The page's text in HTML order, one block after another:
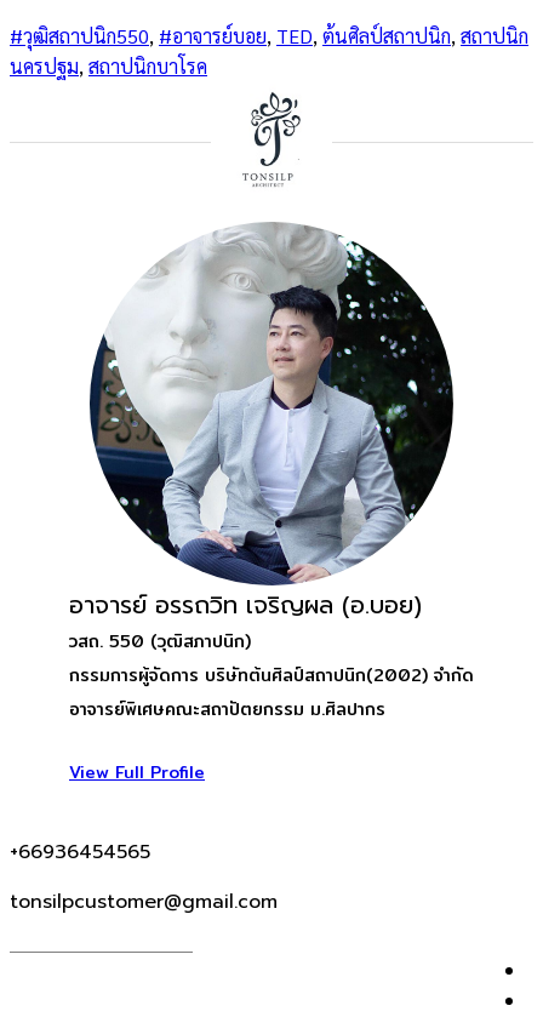
#วุฒิสถาปนิก550, #อาจารย์บอย, TED, ต้นศิลป์สถาปนิก, สถาปนิก
นครปฐม, สถาปนิกบาโรค
อาจารย์ อรรถวิท เจริญผล (อ.บอย)
วสถ. 550 (วุฒิสภาปนิก)
กรรมการผู้จัดการ บริษัทต้นศิลป์สถาปนิก(2002) จำกัด
อาจารย์พิเศษคณะสถาปัตยกรรม ม.ศิลปากร
View Full Profile
+66936454565
tonsilpcustomer@gmail.com